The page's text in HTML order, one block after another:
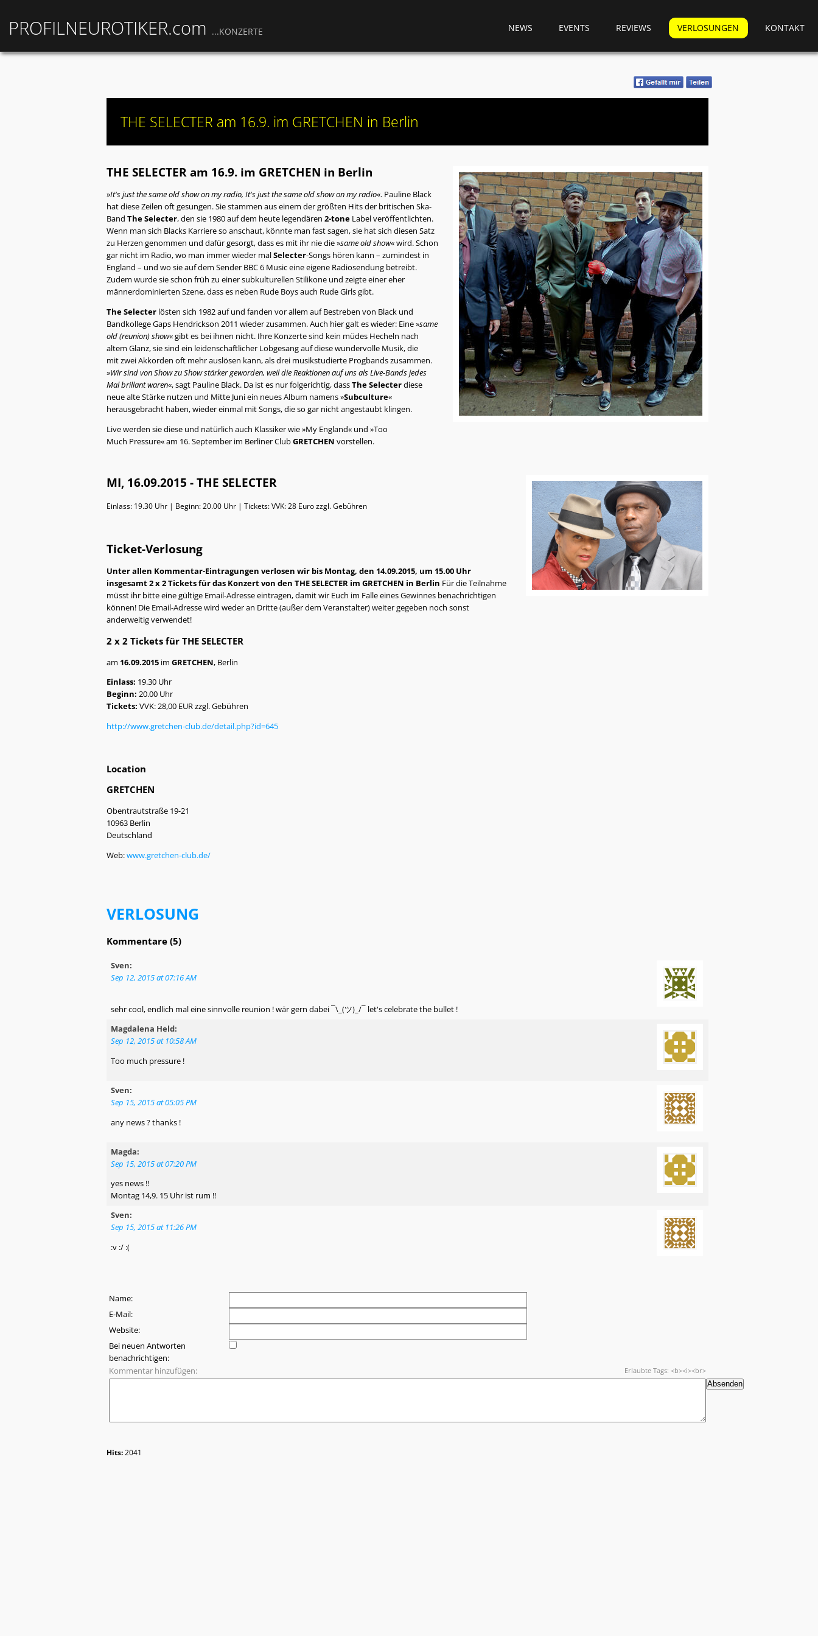
NEWS EVENTS REVIEWS VERLOSUNGEN KONTAKT
PROFILNEUROTIKER.com ...KONZERTE
THE SELECTER am 16.9. im GRETCHEN in Berlin
THE SELECTER am 16.9. im GRETCHEN in Berlin
»It's just the same old show on my radio, It's just the same old show on my radio«. Pauline Black
hat diese Zeilen oft gesungen. Sie stammen aus einem der größten Hits der britischen Ska-
Band The Selecter, den sie 1980 auf dem heute legendären2-tone Label veröffentlichten.
Wenn man sich Blacks Karriere so anschaut, könnte man fast sagen, sie hat sich diesen Satz
zu Herzen genommen und dafür gesorgt, dass es mit ihr nie die »same old show« wird. Schon
gar nicht im Radio, wo man immer wieder malSelecter-Songs hören kann – zumindest in
England – und wo sie auf dem Sender BBC 6 Music eine eigene Radiosendung betreibt.
Zudem wurde sie schon früh zu einer subkulturellen Stilikone und zeigte einer eher
männerdominierten Szene, dass es neben Rude Boys auch Rude Girls gibt.
The Selecter lösten sich 1982 auf und fanden vor allem auf Bestreben von Black und
Bandkollege Gaps Hendrickson 2011 wieder zusammen. Auch hier galt es wieder: Eine »same
old (reunion) show« gibt es bei ihnen nicht. Ihre Konzerte sind kein müdes Hecheln nach
altem Glanz, sie sind ein leidenschaftlicher Lobgesang auf diese wundervolle Musik, die
mit zwei Akkorden oft mehr auslösen kann, als drei musikstudierte Progbands zusammen.
»Wir sind von Show zu Show stärker geworden, weil die Reaktionen auf uns als Live-Bands jedes
Mal brillant waren«, sagt Pauline Black. Da ist es nur folgerichtig, dassThe Selecterdiese
neue alte Stärke nutzen und Mitte Juni ein neues Album namens »Subculture«
herausgebracht haben, wieder einmal mit Songs, die so gar nicht angestaubt klingen.
Live werden sie diese und natürlich auch Klassiker wie »My England« und »Too
Much Pressure« am 16. September im Berliner ClubGRETCHEN vorstellen.
MI, 16.09.2015 - THE SELECTER
Einlass: 19.30 Uhr | Beginn: 20.00 Uhr | Tickets: VVK: 28 Euro zzgl. Gebühren
Ticket-Verlosung
Unter allen Kommentar-Eintragungen verlosen wir bis Montag, den 14.09.2015, um 15.00 Uhr
insgesamt 2 x 2 Tickets für das Konzert von den THE SELECTER im GRETCHEN in Berlin Für die Teilnahme
müsst ihr bitte eine gültige Email-Adresse eintragen, damit wir Euch im Falle eines Gewinnes benachrichtigen
können! Die Email-Adresse wird weder an Dritte (außer dem Veranstalter) weiter gegeben noch sonst
anderweitig verwendet!
2 x 2 Tickets fürTHE SELECTER
am 16.09.2015 imGRETCHEN, Berlin
Einlass: 19.30 Uhr
Beginn: 20.00 Uhr
Tickets: VVK: 28,00 EUR zzgl. Gebühren
http://www.gretchen-club.de/detail.php?id=645
Location
GRETCHEN
Obentrautstraße 19-21
10963 Berlin
Deutschland
Web:www.gretchen-club.de/
VERLOSUNG
Kommentare (5)
Sven:
Sep 12, 2015 at 07:16 AM
sehr cool, endlich mal eine sinnvolle reunion ! wär gern dabei ¯\_(ツ)_/¯ let's celebrate the bullet !
Magdalena Held:
Sep 12, 2015 at 10:58 AM
Too much pressure !
Sven:
Sep 15, 2015 at 05:05 PM
any news ? thanks !
Magda:
Sep 15, 2015 at 07:20 PM
yes news !!
Montag 14,9. 15 Uhr ist rum !!
Sven:
Sep 15, 2015 at 11:26 PM
:v :/ :(
Name:
E-Mail:
Website:
Bei neuen Antworten
benachrichtigen:
Erlaubte Tags: <b><i><br>
Kommentar hinzufügen:
Vorschau
Absenden
Hits:2041